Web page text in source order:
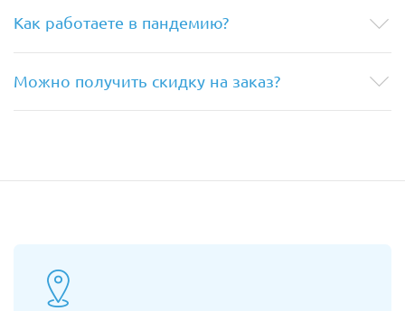
Как работаете в пандемию?
Можно получить скидку на заказ?